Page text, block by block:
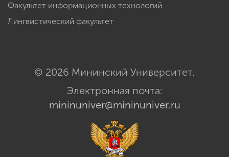
Факультет информационных технологий
Лингвистический факультет
© 2026 Мининский Университет.
Электронная почта:
mininuniver@mininuniver.ru